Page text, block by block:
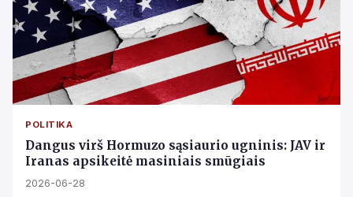
POLITIKA
Dangus virš Hormuzo sąsiaurio ugninis: JAV ir
Iranas apsikeitė masiniais smūgiais
2026-06-28